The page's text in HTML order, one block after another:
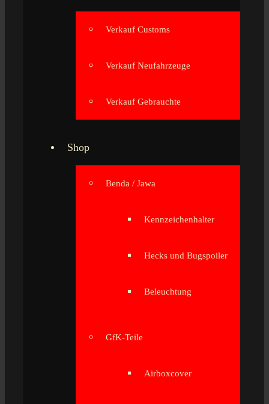
Verkauf Customs
Verkauf Neufahrzeuge
Verkauf Gebrauchte
Shop
Benda / Jawa
Kennzeichenhalter
Hecks und Bugspoiler
Beleuchtung
GfK-Teile
Airboxcover